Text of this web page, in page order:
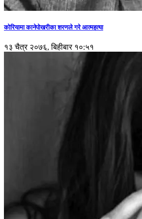
कोरियामा कानेपोखरीका शरणले गरे आत्महत्या
१३ चैत्र २०७६, बिहीबार १०:५१